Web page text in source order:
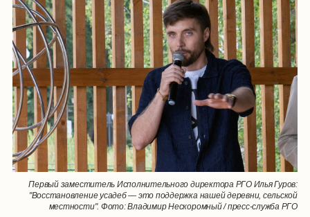
Первый заместитель Исполнительного директора РГО Илья Гуров:
"Восстановление усадеб — это поддержка нашей деревни, сельской
местности". Фото: Владимир Нескоромный / пресс-служба РГО